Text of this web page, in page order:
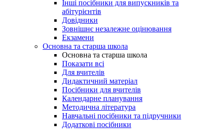
Інші посібники для випускників та
абітурієнтів
Довідники
Зовнішнє незалежне оцінювання
Екзамени
Основна та старша школа
Основна та старша школа
Показати всі
Для вчителів
Дидактичний матеріал
Посібники для вчителів
Календарне планування
Методична література
Навчальні посібники та підручники
Додаткові посібники